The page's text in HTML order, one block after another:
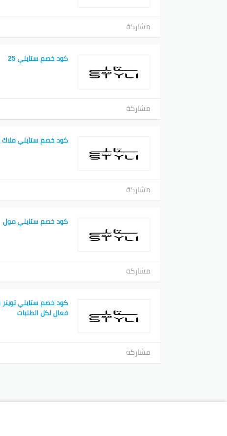
مشاركة
كود خصم ستايلي 25
مشاركة
كود خصم ستايلي ملاك
مشاركة
كود خصم ستايلي مول
مشاركة
فعال لكل الطلبات
مشاركة